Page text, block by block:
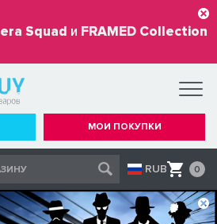
Squad и FRAMED Collection
бесплатно
МОИ ПОКУПКИ
RUB 0